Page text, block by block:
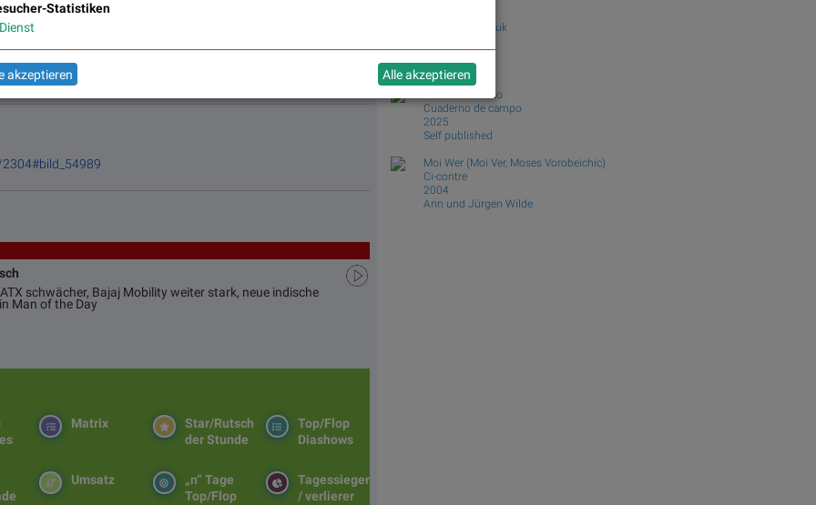
Runplugged Blickwinkel
schwächer, Bajaj Mobility weiter stark, neue indische
Man of the Day
Top/Flop
Diashows
Star/Rutsch
der Stunde
Matrix
Tagessieger
/ verlierer
„n“ Tage
Top/Flop
Umsatz
Dimitri Bogachuk
form.
Antonio Moreno
Cuaderno de campo
2025
Self published
Moi Wer (Moi Ver, Moses Vorobeichic)
Ci-contre
2004
Ann und Jürgen Wilde
Statistiken
Dienst
akzeptieren Alle akzeptieren